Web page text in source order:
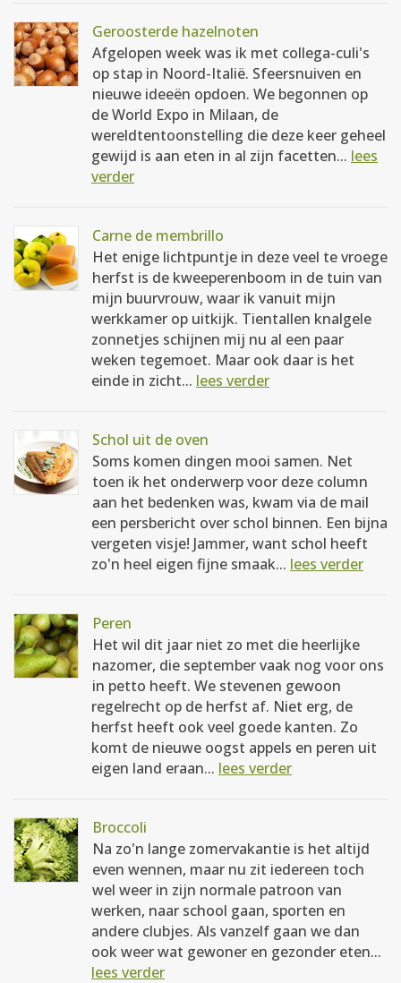
Geroosterde hazelnoten
Afgelopen week was ik met collega-culi's
op stap in Noord-Italië. Sfeersnuiven en
nieuwe ideeën opdoen. We begonnen op
de World Expo in Milaan, de
wereldtentoonstelling die deze keer geheel
gewijd is aan eten in al zijn facetten... lees
verder
Carne de membrillo
Het enige lichtpuntje in deze veel te vroege
herfst is de kweeperenboom in de tuin van
mijn buurvrouw, waar ik vanuit mijn
werkkamer op uitkijk. Tientallen knalgele
zonnetjes schijnen mij nu al een paar
weken tegemoet. Maar ook daar is het
einde in zicht... lees verder
Schol uit de oven
Soms komen dingen mooi samen. Net
toen ik het onderwerp voor deze column
aan het bedenken was, kwam via de mail
een persbericht over schol binnen. Een bijna
vergeten visje! Jammer, want schol heeft
zo'n heel eigen fijne smaak... lees verder
Peren
Het wil dit jaar niet zo met die heerlijke
nazomer, die september vaak nog voor ons
in petto heeft. We stevenen gewoon
regelrecht op de herfst af. Niet erg, de
herfst heeft ook veel goede kanten. Zo
komt de nieuwe oogst appels en peren uit
eigen land eraan... lees verder
Broccoli
Na zo'n lange zomervakantie is het altijd
even wennen, maar nu zit iedereen toch
wel weer in zijn normale patroon van
werken, naar school gaan, sporten en
andere clubjes. Als vanzelf gaan we dan
ook weer wat gewoner en gezonder eten...
lees verder